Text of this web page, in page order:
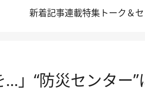
新着記事連載特集 トーク＆
」“防災センター